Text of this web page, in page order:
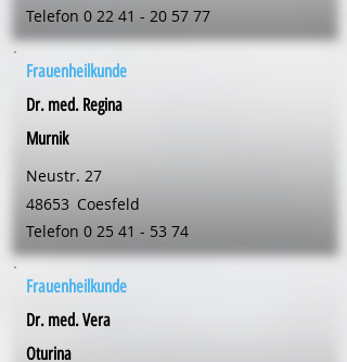
Telefon 0 22 41 - 20 57 77
Frauenheilkunde
Dr. med. Regina
Murnik
Neustr. 27
48653 Coesfeld
Telefon 0 25 41 - 53 74
Frauenheilkunde
Dr. med. Vera
Oturina